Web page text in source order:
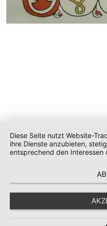
Diese Seite nutzt Website-
ihre Dienste anzubieten,
entsprechend den Interessen